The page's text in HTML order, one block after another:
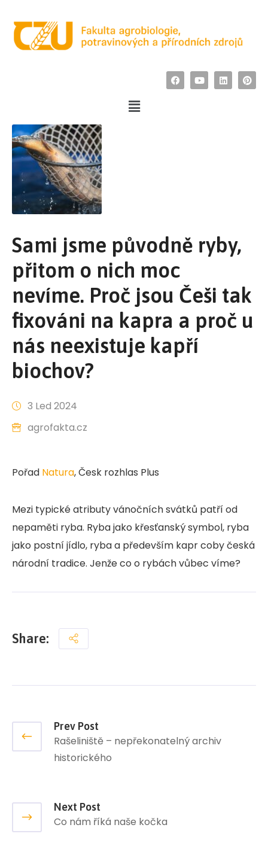
Sami jsme původně ryby,
přitom o nich moc
nevíme. Proč jsou Češi tak
fixováni na kapra a proč u
nás neexistuje kapří
biochov?
3 Led 2024
agrofakta.cz
Pořad Natura, Česk rozhlas Plus
Mezi typické atributy vánočních svátků patří od
nepaměti ryba. Ryba jako křesťanský symbol, ryba
jako postní jídlo, ryba a především kapr coby česká
národní tradice. Jenže co o rybách vůbec víme?
Share:
Prev Post
Rašeliniště – nepřekonatelný archiv
historického
Next Post
Co nám říká naše kočka